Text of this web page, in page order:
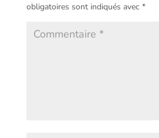
obligatoires sont indiqués avec *